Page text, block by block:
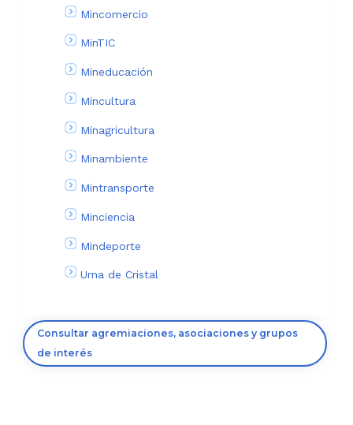
Mincomercio
MinTIC
Mineducación
Mincultura
Minagricultura
Minambiente
Mintransporte
Minciencia
Mindeporte
Urna de Cristal
Consultar agremiaciones, asociaciones y grupos
de interés